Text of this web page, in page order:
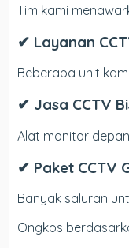
Tim kami
✔ Layanan
Beberapa unit
✔ Jasa CCTV
Alat monitor
✔ Paket CCTV
Banyak saluran
Ongkos